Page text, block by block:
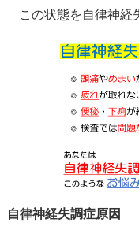
この状態を自律神経
自律神経失調症原因